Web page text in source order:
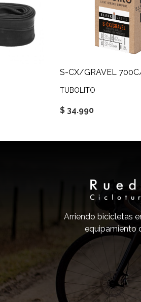
S-CX/GRAVEL
TUBOLITO
$ 34.990
Arriendo bicicletas
equipamiento